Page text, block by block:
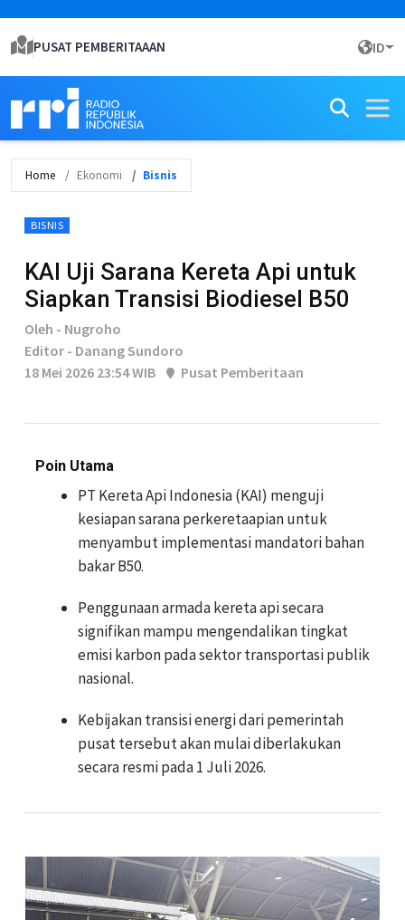
PUSAT PEMBERITAAAN ID
Home Ekonomi Bisnis
BISNIS
KAI Uji Sarana Kereta Api untuk
Siapkan Transisi Biodiesel B50
Oleh - Nugroho
Editor - Danang Sundoro
18 Mei 2026 23:54 WIB
Pusat Pemberitaan
Poin Utama
PT Kereta Api Indonesia (KAI) menguji
kesiapan sarana perkeretaapian untuk
menyambut implementasi mandatori bahan
bakar B50.
Penggunaan armada kereta api secara
signifikan mampu mengendalikan tingkat
emisi karbon pada sektor transportasi publik
nasional.
Kebijakan transisi energi dari pemerintah
pusat tersebut akan mulai diberlakukan
secara resmi pada 1 Juli 2026.